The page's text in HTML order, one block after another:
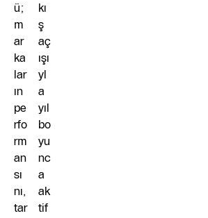
ü;
m
ar
ka
lar
ın
pe
rfo
rm
an
sı
nı,
tar
kı
ş
aç
ışı
yl
a
yıl
bo
yu
nc
a
ak
tif